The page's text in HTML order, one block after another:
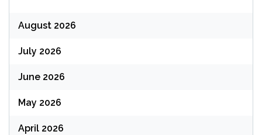
August 2026
July 2026
June 2026
May 2026
April 2026